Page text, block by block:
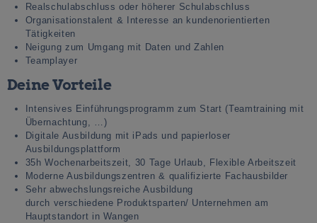
Realschulabschluss oder höherer Schulabschluss
Organisationstalent & Interesse an kundenorientierten
Tätigkeiten
Neigung zum Umgang mit Daten und Zahlen
Teamplayer
Deine Vorteile
Intensives Einführungsprogramm zum Start (Teamtraining mit
Übernachtung, …)
Digitale Ausbildung mit iPads und papierloser
Ausbildungsplattform
35h Wochenarbeitszeit, 30 Tage Urlaub, Flexible Arbeitszeit
Moderne Ausbildungszentren & qualifizierte Fachausbilder
Sehr abwechslungsreiche Ausbildung
durch verschiedene Produktsparten/ Unternehmen am
Hauptstandort in Wangen